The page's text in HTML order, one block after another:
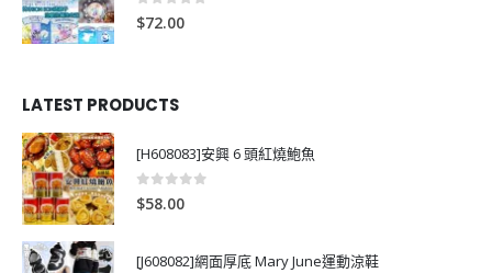
0
$72.00
LATEST PRODUCTS
[H608083]安興 6 頭紅燒鮑魚
0out of 5
$58.00
[J608082]網面厚底 Mary June運動涼鞋